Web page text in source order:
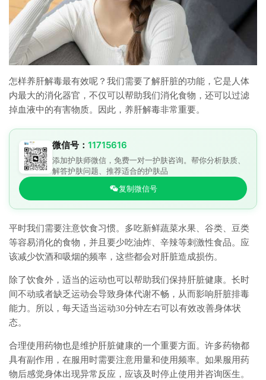
怎样养肝解毒最有效呢？我们需要了解肝脏的功能，它是人体
内最大的消化器官，不仅可以帮助我们消化食物，还可以过滤
掉血液中的有害物质。因此，养肝解毒非常重要。
微信号： 11715616
添加护肤师微信，免费一对一护肤咨询。帮你分析肤质、
解答护肤问题、推荐适合的护肤品
复制微信号
平时我们需要注意饮食习惯。多吃新鲜蔬菜水果、谷类、豆类
等容易消化的食物，并且要少吃油炸、辛辣等刺激性食品。应
该减少饮酒和吸烟的频率，这些都会对肝脏造成损伤。
除了饮食外，适当的运动也可以帮助我们保持肝脏健康。长时
间不动或者缺乏运动会导致身体代谢不畅，从而影响肝脏排毒
能力。所以，每天适当运动30分钟左右可以有效改善身体状
态。
合理使用药物也是维护肝脏健康的一个重要方面。许多药物都
具有副作用，在服用时需要注意用量和使用频率。如果服用药
物后感觉身体出现异常反应，应该及时停止使用并咨询医生。